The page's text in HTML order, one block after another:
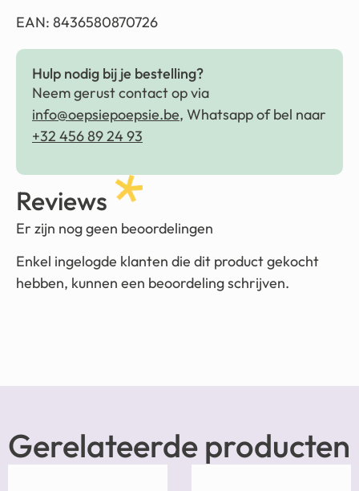
EAN: 8436580870726
Hulp nodig bij je bestelling?
Neem gerust contact op via
info@oepsiepoepsie.be, Whatsapp of bel naar
+32 456 89 24 93
Reviews
Er zijn nog geen beoordelingen
Enkel ingelogde klanten die dit product gekocht
hebben, kunnen een beoordeling schrijven.
Gerelateerde producten